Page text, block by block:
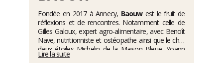
Fondée en 2017 à Annecy, Baouwest le fruit de
réflexions et de rencontres. Notamment celle de
Gilles Galoux, expert agro-alimentaire, avec Benoît
Nave, nutritionniste et ostéopathe ainsi que le chef
deux étoiles Michelin de la Maison Bleue, Yoann
Conte. Ancrée dans l’univers outdoor, les trois
Lire la suite